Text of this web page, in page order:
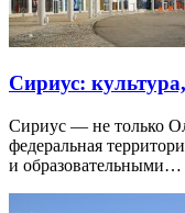
Сириус:
Сириус — не только
федеральная
и образовательными…